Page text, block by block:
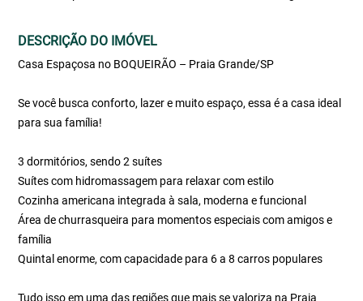
DESCRIÇÃO DO IMÓVEL
Casa Espaçosa no BOQUEIRÃO – Praia Grande/SP
Se você busca conforto, lazer e muito espaço, essa é a casa ideal
para sua família!
3 dormitórios, sendo 2 suítes
Suítes com hidromassagem para relaxar com estilo
Cozinha americana integrada à sala, moderna e funcional
Área de churrasqueira para momentos especiais com amigos e
família
Quintal enorme, com capacidade para 6 a 8 carros populares
Tudo isso em uma das regiões que mais se valoriza na Praia